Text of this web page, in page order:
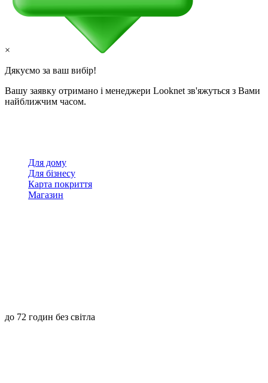
×
Дякуємо за ваш вибір!
Вашу заявку отримано і менеджери Looknet зв'яжуться з Вами
найближчим часом.
Для дому
Для бізнесу
Карта покриття
Магазин
до 72 годин без світла